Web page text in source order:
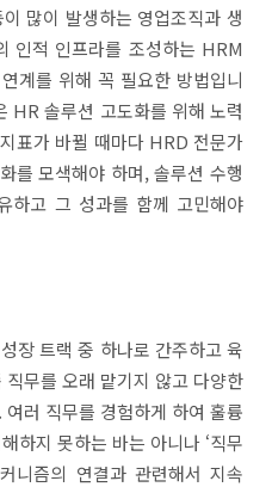
많이 발생하는 영업조직과 생
인적 인프라를 조성하는 HRM
계를 위해 꼭 필요한 방법입니
HR 솔루션 고도화를 위해 노력
표가 바뀔 때마다 HRD 전문가
를 모색해야 하며, 솔루션 수행
하고 그 성과를 함께 고민해야
장 트랙 중 하나로 간주하고 육
무를 오래 맡기지 않고 다양한
러 직무를 경험하게 하여 훌륭
하지 못하는 바는 아니나 ‘직무
니즘의 연결과 관련해서 지속